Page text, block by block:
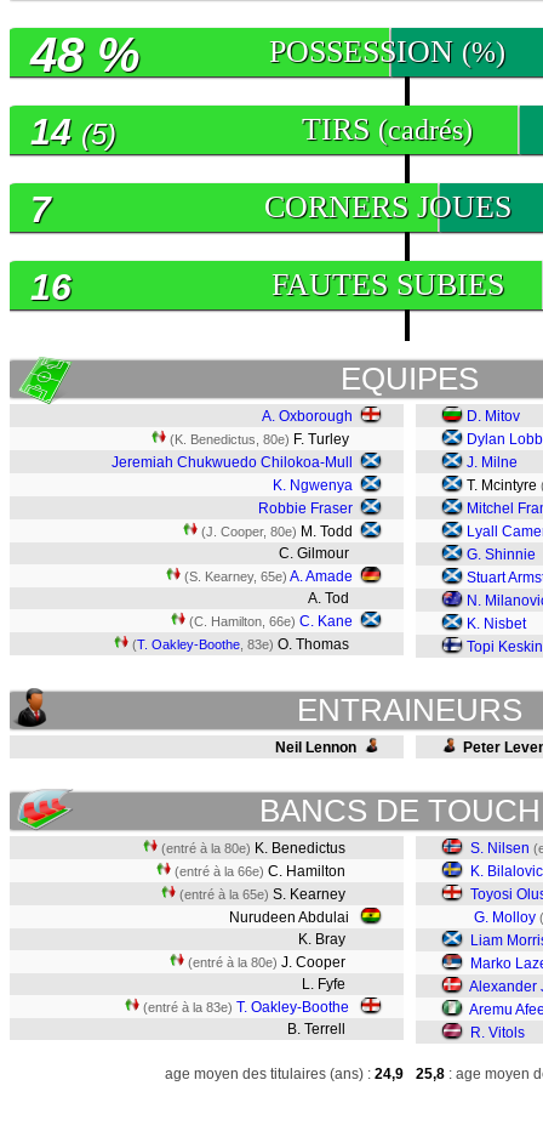
POSSESSION (%)
48 %
TIRS (cadrés)
14 (5)
CORNERS JOUES
7
FAUTES SUBIES
16
EQUIPES
A. Oxborough
(K. Benedictus, 80e) F. Turley
Jeremiah Chukwuedo Chilokoa-Mull
K. Ngwenya
Robbie Fraser
(J. Cooper, 80e) M. Todd
C. Gilmour
(S. Kearney, 65e) A. Amade
A. Tod
(C. Hamilton, 66e) C. Kane
(T. Oakley-Boothe , 83e) O. Thomas
D. Mitov
Dylan
J. Milne
T. Mcintyre
Mitchel
Lyall
G. Shinnie
Stuart
N.
K. Nisbet
Topi
ENTRAINEURS
Neil Lennon Peter
BANCS DE
(entré à la 80e) K. Benedictus
(entré à la 66e) C. Hamilton
(entré à la 65e) S. Kearney
Nurudeen Abdulai
K. Bray
(entré à la 80e) J. Cooper
L. Fyfe
(entré à la 83e) T. Oakley-Boothe
B. Terrell
S. Nilsen
K. Bilalovic
Toyosi
G. Molloy
Liam
Marko
Alexander
Aremu
R. Vitols
age moyen des titulaires (ans) : 24,9 25,8 : age moyen